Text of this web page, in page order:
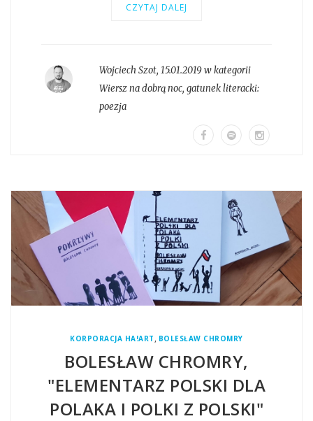
CZYTAJ DALEJ
Wojciech Szot, 15.01.2019 w kategorii
Wiersz na dobrą noc, gatunek literacki:
poezja
KORPORACJA HA!ART , BOLESŁAW CHROMRY
BOLESŁAW CHROMRY,
"ELEMENTARZ POLSKI DLA
POLAKA I POLKI Z POLSKI"